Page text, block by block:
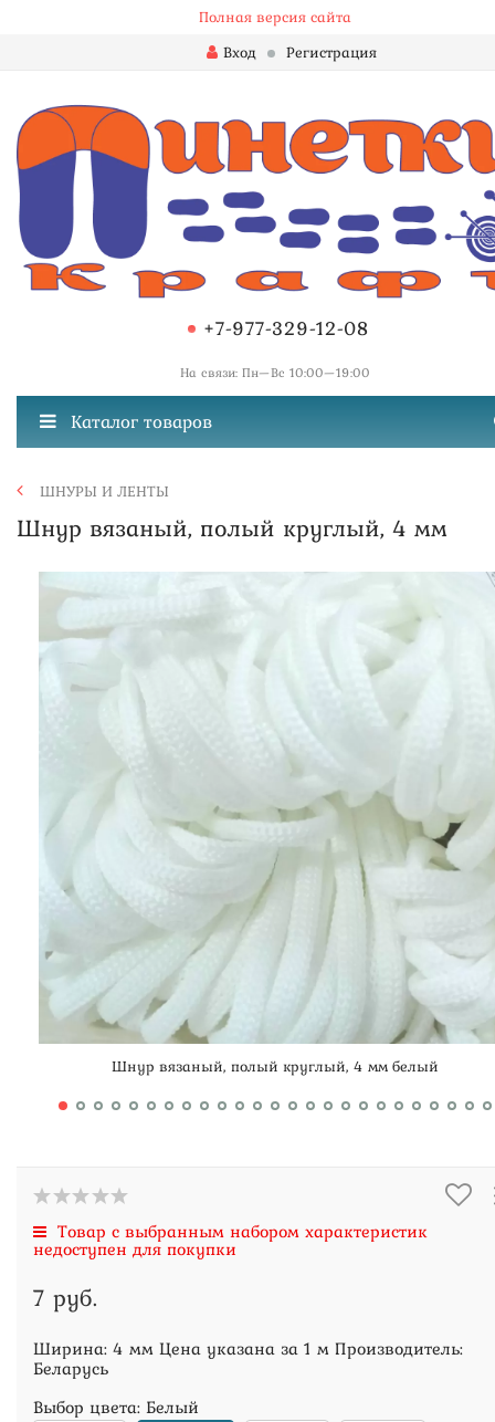
Полная версия сайта
Вход
Регистрация
+7-977-329-12-08
На связи: Пн—Вс 10:00—19:00
Каталог товаров
ШНУРЫ И ЛЕНТЫ
Шнур вязаный, полый круглый, 4 мм
Шнур вязаный, полый круглый, 4 мм белый
Товар с выбранным набором характеристик
недоступен для покупки
7 руб.
Ширина: 4 мм Цена указана за 1 м Производитель:
Беларусь
Выбор цвета: Белый